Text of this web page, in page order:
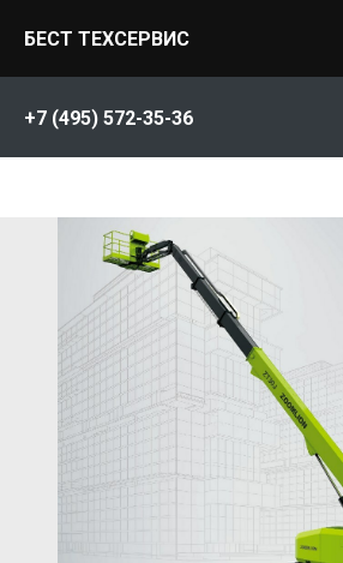
БЕСТ ТЕХСЕРВИС
+7 (495) 572-35-36